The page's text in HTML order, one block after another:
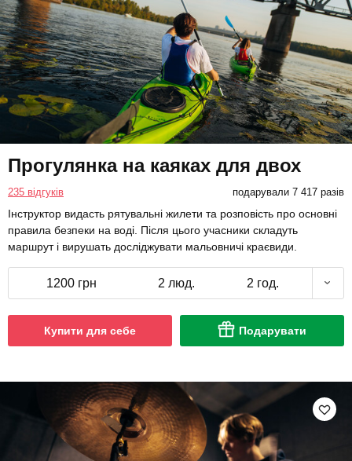
Прогулянка на каяках для двох
235 відгуків подарували 7 417 разів
Інструктор видасть рятувальні жилети та розповість про основні
правила безпеки на воді. Після цього учасники складуть
маршрут і вирушать досліджувати мальовничі краєвиди.
1200 грн 2 люд. 2 год.
Купити для себе Подарувати